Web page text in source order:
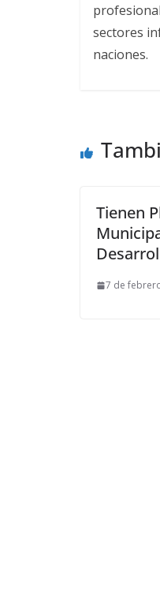
sectores
naciones.
Tienen
7 de